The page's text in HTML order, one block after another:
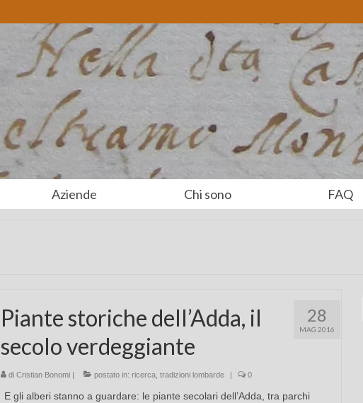
Aziende Chi sono FAQ
28
MAG 2016
Piante storiche dell’Adda, il
secolo verdeggiante
di Cristian Bonomi| postato in: ricerca, tradizioni lombarde | 0
E gli alberi stanno a guardare: le piante secolari dell’Adda, tra parchi